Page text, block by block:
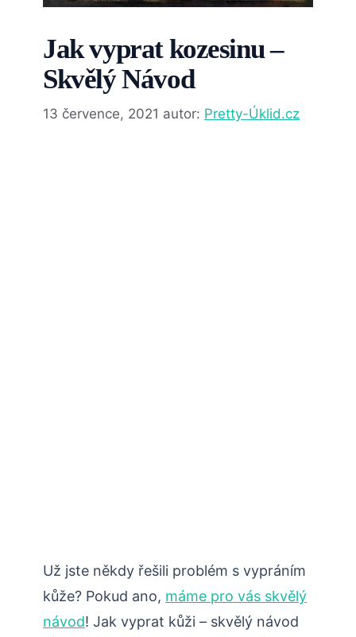
Jak vyprat kozesinu –
Skvělý Návod
13 července, 2021 autor: Pretty-Úklid.cz
Už jste někdy řešili problém s vypráním
kůže? Pokud ano, máme pro vás skvělý
návod! Jak vyprat kůži – skvělý návod